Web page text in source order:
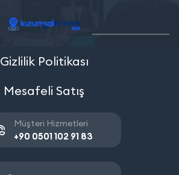
Gizlilik Politikası
Mesafeli Satış
Müşteri Hizmetleri
+90 0501 102 91 83